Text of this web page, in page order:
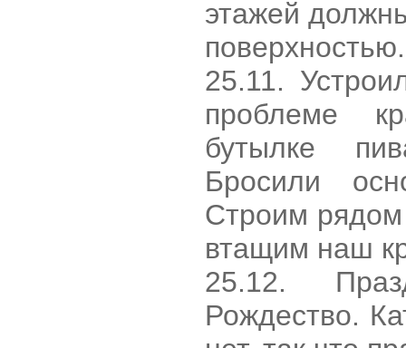
этажей
25.11.
проблеме
бутылке
Бросили
Строим
втащим наш
25.12.
Рождество.